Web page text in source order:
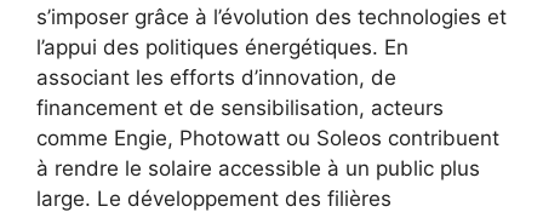
s’imposer grâce à l’évolution des technologies et
l’appui des politiques énergétiques. En
associant les efforts d’innovation, de
financement et de sensibilisation, acteurs
comme Engie, Photowatt ou Soleos contribuent
à rendre le solaire accessible à un public plus
large. Le développement des filières